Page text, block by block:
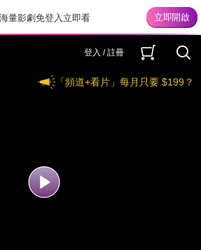
量影劇免登入立即看
登入 / 註冊
「頻道+看片」每月只要 $199？